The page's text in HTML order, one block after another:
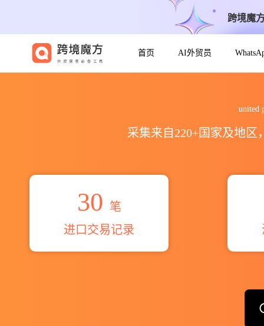
跨境魔
首页 AI外贸员
united
采集来自220+国家及地
30 笔
进口交易记录